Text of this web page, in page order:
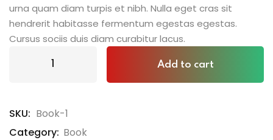
urna quam diam turpis et nibh. Nulla eget cras sit
hendrerit habitasse fermentum egestas egestas.
Cursus sociis duis diam curabitur lacus.
Add to cart
SKU: Book-1
Category: Book